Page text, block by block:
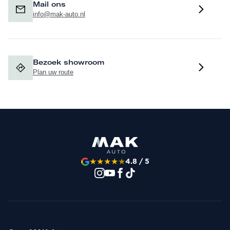
rijbewijsnummer en geboortedatum aan en binnen 24 uur
Hoewel aan de informatie van deze website de grootst
mogelijke zorg wordt besteed, kunnen wij niet
Mail ons
info@mak-auto.nl
Bezoek showroom
Plan uw route
★★★★★4.8 / 5